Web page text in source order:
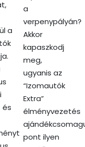
a
és
a
verpenypályán?
Akkor
kapaszkodj
meg,
ugyanis az
“Izomautók
Extra”
élményvezetés
pont ilyen